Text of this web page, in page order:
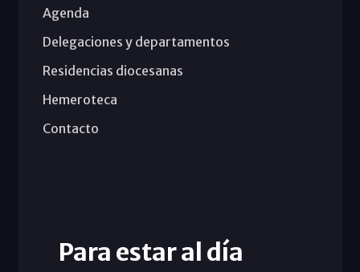
Agenda
Delegaciones y departamentos
Residencias diocesanas
Hemeroteca
Contacto
Para estar al día